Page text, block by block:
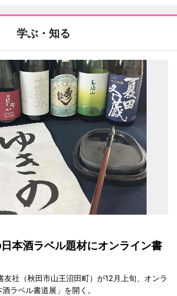
学ぶ・知る
本酒ラベル題材にオンライン書
友社（秋田市山王沼田町）が12月上旬、オンラ
ラベル書道展」を開く。